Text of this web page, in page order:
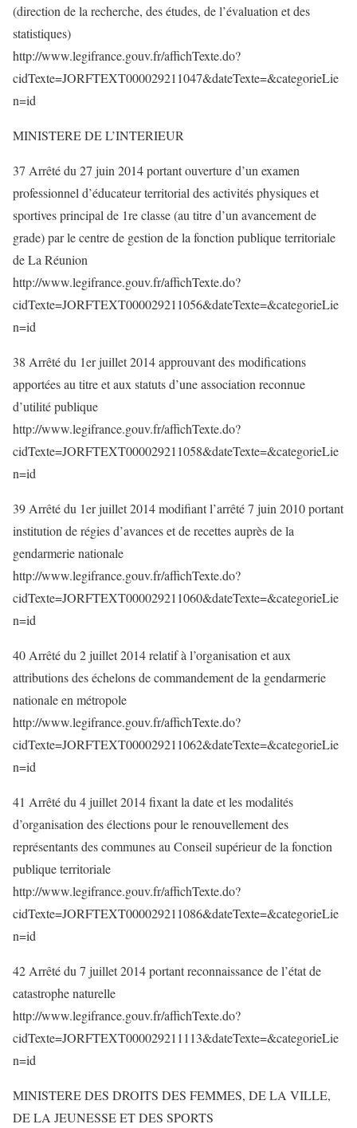
(direction de la recherche, des études, de l’évaluation et des
statistiques)
http://www.legifrance.gouv.fr/affichTexte.do?
cidTexte=JORFTEXT000029211047&dateTexte=&categorieLie
n=id
MINISTERE DE L’INTERIEUR
37 Arrêté du 27 juin 2014 portant ouverture d’un examen
professionnel d’éducateur territorial des activités physiques et
sportives principal de 1re classe (au titre d’un avancement de
grade) par le centre de gestion de la fonction publique territoriale
de La Réunion
http://www.legifrance.gouv.fr/affichTexte.do?
cidTexte=JORFTEXT000029211056&dateTexte=&categorieLie
n=id
38 Arrêté du 1er juillet 2014 approuvant des modifications
apportées au titre et aux statuts d’une association reconnue
d’utilité publique
http://www.legifrance.gouv.fr/affichTexte.do?
cidTexte=JORFTEXT000029211058&dateTexte=&categorieLie
n=id
39 Arrêté du 1er juillet 2014 modifiant l’arrêté 7 juin 2010 portant
institution de régies d’avances et de recettes auprès de la
gendarmerie nationale
http://www.legifrance.gouv.fr/affichTexte.do?
cidTexte=JORFTEXT000029211060&dateTexte=&categorieLie
n=id
40 Arrêté du 2 juillet 2014 relatif à l’organisation et aux
attributions des échelons de commandement de la gendarmerie
nationale en métropole
http://www.legifrance.gouv.fr/affichTexte.do?
cidTexte=JORFTEXT000029211062&dateTexte=&categorieLie
n=id
41 Arrêté du 4 juillet 2014 fixant la date et les modalités
d’organisation des élections pour le renouvellement des
représentants des communes au Conseil supérieur de la fonction
publique territoriale
http://www.legifrance.gouv.fr/affichTexte.do?
cidTexte=JORFTEXT000029211086&dateTexte=&categorieLie
n=id
42 Arrêté du 7 juillet 2014 portant reconnaissance de l’état de
catastrophe naturelle
http://www.legifrance.gouv.fr/affichTexte.do?
cidTexte=JORFTEXT000029211113&dateTexte=&categorieLie
n=id
MINISTERE DES DROITS DES FEMMES, DE LA VILLE,
DE LA JEUNESSE ET DES SPORTS